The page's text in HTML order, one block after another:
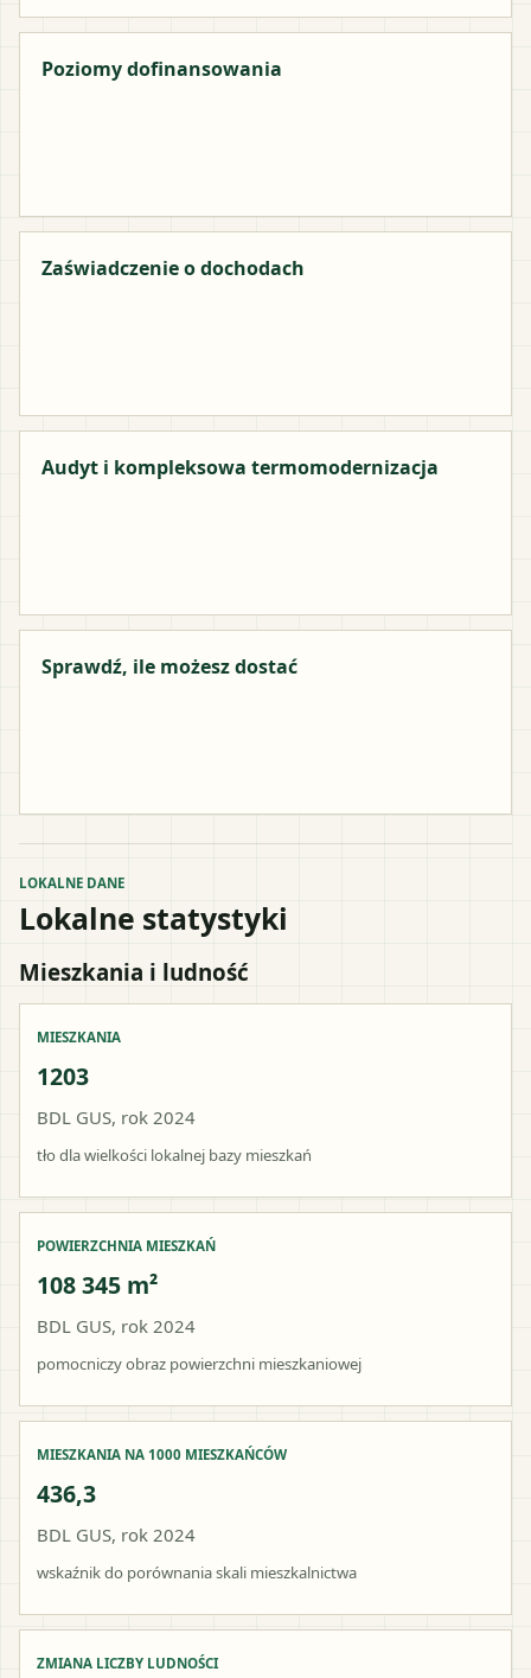
Poziomy dofinansowania
Zaświadczenie o dochodach
Audyt i kompleksowa termomodernizacja
Sprawdź, ile możesz dostać
LOKALNE DANE
Lokalne statystyki
Mieszkania i ludność
MIESZKANIA
1203
BDL GUS, rok 2024
tło dla wielkości lokalnej bazy mieszkań
POWIERZCHNIA MIESZKAŃ
108 345 m²
BDL GUS, rok 2024
pomocniczy obraz powierzchni mieszkaniowej
MIESZKANIA NA 1000 MIESZKAŃCÓW
436,3
BDL GUS, rok 2024
wskaźnik do porównania skali mieszkalnictwa
ZMIANA LICZBY LUDNOŚCI